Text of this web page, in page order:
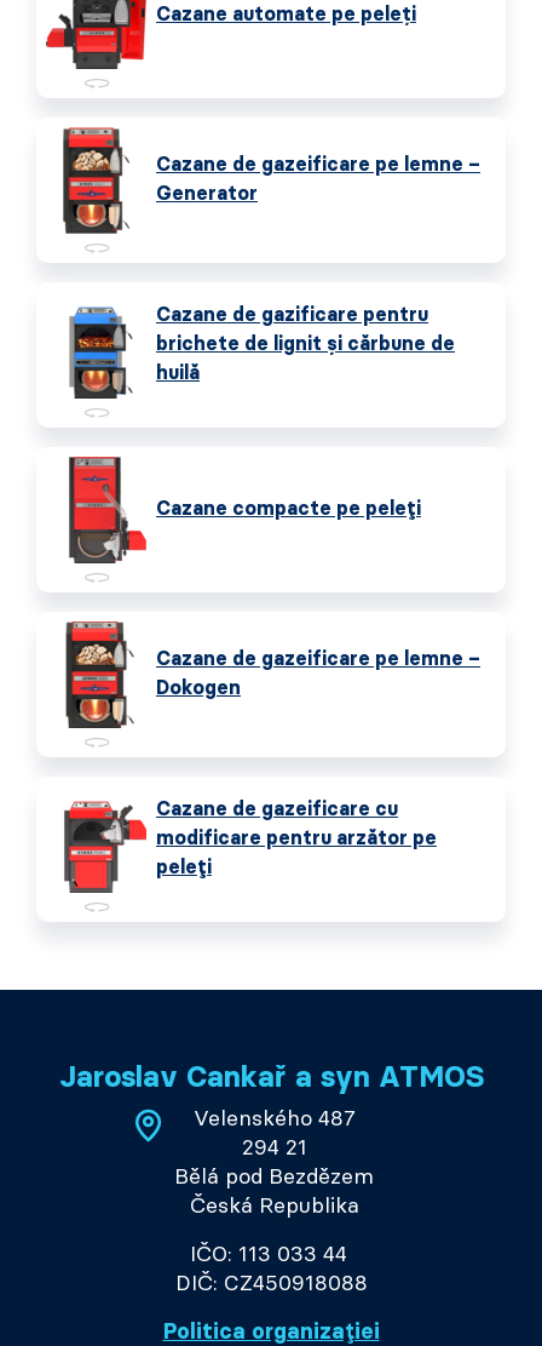
Cazane automate pe peleţi
Cazane de gazeificare pe lemne –
Generator
Cazane de gazificare pentru
brichete de lignit și cărbune de
huilă
Cazane compacte pe peleți
Cazane de gazeificare pe lemne –
Dokogen
Cazane de gazeificare cu
modificare pentru arzător pe
peleți
Jaroslav Cankař a syn ATMOS
Velenského 487
294 21
Bělá pod Bezdězem
Česká Republika
IČO: 113 033 44
DIČ: CZ450918088
Politica organizației